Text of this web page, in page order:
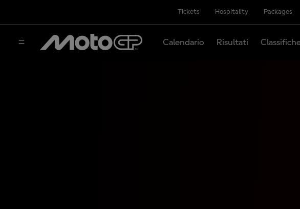
Tickets Hospitality Packages
Calendario Risultati